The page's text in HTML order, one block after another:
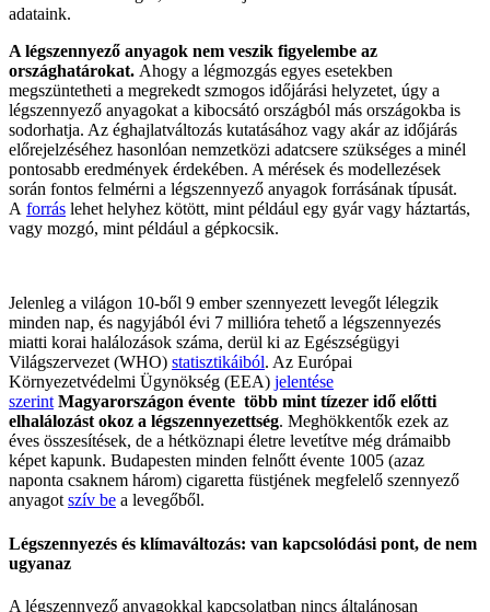
adataink.
A légszennyező anyagok nem veszik figyelembe az
országhatárokat. Ahogy a légmozgás egyes esetekben
megszüntetheti a megrekedt szmogos időjárási helyzetet, úgy a
légszennyező anyagokat a kibocsátó országból más országokba is
sodorhatja. Az éghajlatváltozás kutatásához vagy akár az időjárás
előrejelzéséhez hasonlóan nemzetközi adatcsere szükséges a minél
pontosabb eredmények érdekében. A mérések és modellezések
során fontos felmérni a légszennyező anyagok forrásának típusát.
A forrás lehet helyhez kötött, mint például egy gyár vagy háztartás,
vagy mozgó, mint például a gépkocsik.
Jelenleg a világon 10-ből 9 ember szennyezett levegőt lélegzik
minden nap, és nagyjából évi 7 millióra tehető a légszennyezés
miatti korai halálozások száma, derül ki az Egészségügyi
Világszervezet (WHO) statisztikáiból. Az Európai
Környezetvédelmi Ügynökség (EEA) jelentése
szerint Magyarországon évente több mint tízezer idő előtti
elhalálozást okoz a légszennyezettség. Meghökkentők ezek az
éves összesítések, de a hétköznapi életre levetítve még drámaibb
képet kapunk. Budapesten minden felnőtt évente 1005 (azaz
naponta csaknem három) cigaretta füstjének megfelelő szennyező
anyagot szív be a levegőből.
Légszennyezés és klímaváltozás: van kapcsolódási pont, de nem
ugyanaz
A légszennyező anyagokkal kapcsolatban nincs általánosan